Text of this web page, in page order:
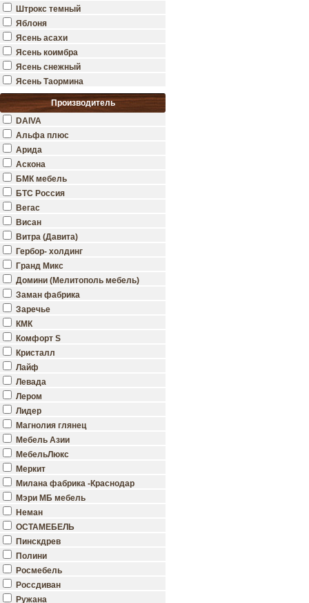
Штрокс темный
Яблоня
Ясень асахи
Ясень коимбра
Ясень снежный
Ясень Таормина
Производитель
DAIVA
Альфа плюс
Арида
Аскона
БМК мебель
БТС Россия
Вегас
Висан
Витра (Давита)
Гербор- холдинг
Гранд Микс
Домини (Мелитополь мебель)
Заман фабрика
Заречье
КМК
Комфорт S
Кристалл
Лайф
Левада
Лером
Лидер
Магнолия глянец
Мебель Азии
МебельЛюкс
Меркит
Милана фабрика -Краснодар
Мэри МБ мебель
Неман
ОСТАМЕБЕЛЬ
Пинскдрев
Полини
Росмебель
Россдиван
Ружана